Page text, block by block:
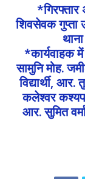
*गिरफ्तार
शिवसेवक गुप्ता
*कार्यवाहक
सामुनि मोह.
विद्यार्थी,
कलेश्वर कश्यप
आर. सुमित